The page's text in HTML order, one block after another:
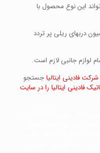
این نوع محصول با
دربهای ریلی پر تردد
لوازم جانبی لازم است.
شرکت فادینی ایتالیاجستجو
فادینی ایتالیا را در سایت